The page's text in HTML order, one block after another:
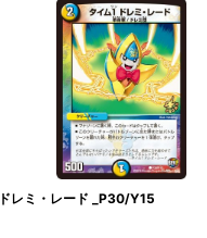
レミ・レード _P30/Y15